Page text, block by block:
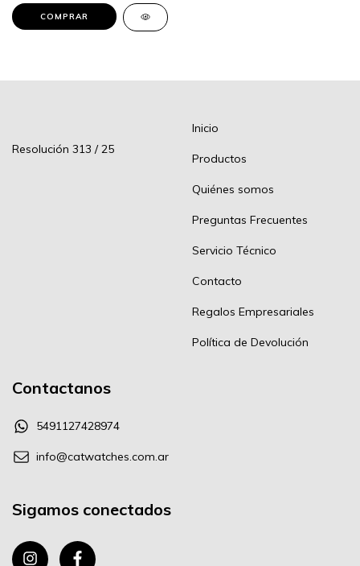
Resolución 313 / 25
Inicio
Productos
Quiénes somos
Preguntas Frecuentes
Servicio Técnico
Contacto
Regalos Empresariales
Política de Devolución
Contactanos
5491127428974
info@catwatches.com.ar
Sigamos conectados